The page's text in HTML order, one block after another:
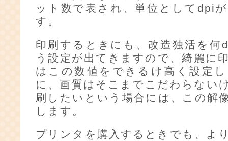
ット数で表され、単位としてdpi
す。
印刷するときにも、改造独活を
う設定が出てきますので、綺麗に
はこの数値をできるけ高く設定
に、画質はそこまでこだわらない
刷したいという場合には、この解
します。
プリンタを購入するときでも、よ